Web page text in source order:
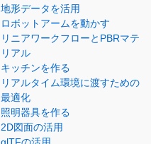
地形データを活用
ロボットアームを動かす
リニアワークフローとPBRマテ
リアル
キッチンを作る
リアルタイム環境に渡すための
最適化
照明器具を作る
2D図面の活用